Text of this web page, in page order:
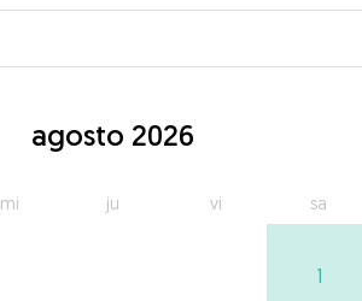
agosto 2026
mi ju vi sa
1